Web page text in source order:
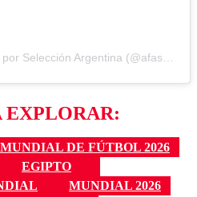
Una publicación compartida por Selección Argentina (@afaseleccion)
EXPLORAR:
DE FÚTBOL 2026
EGIPTO
MUNDIAL 2026